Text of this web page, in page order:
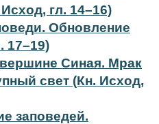
гл. 14–16)
Обновление
17–19)
Синая. Мрак
свет (Кн. Исход,
заповедей.